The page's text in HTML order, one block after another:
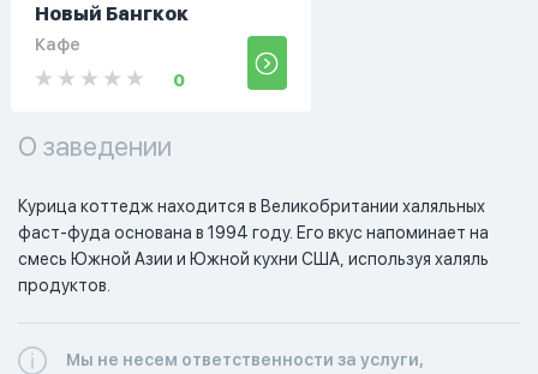
Новый Бангкок
Кафе
0
О заведении
Курица коттедж находится в Великобритании халяльных
фаст-фуда основана в 1994 году. Его вкус напоминает на
смесь Южной Азии и Южной кухни США, используя халяль
продуктов.
Мы не несем ответственности за услуги,